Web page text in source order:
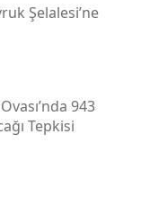
Şelalesi’ne
943
Tepkisi